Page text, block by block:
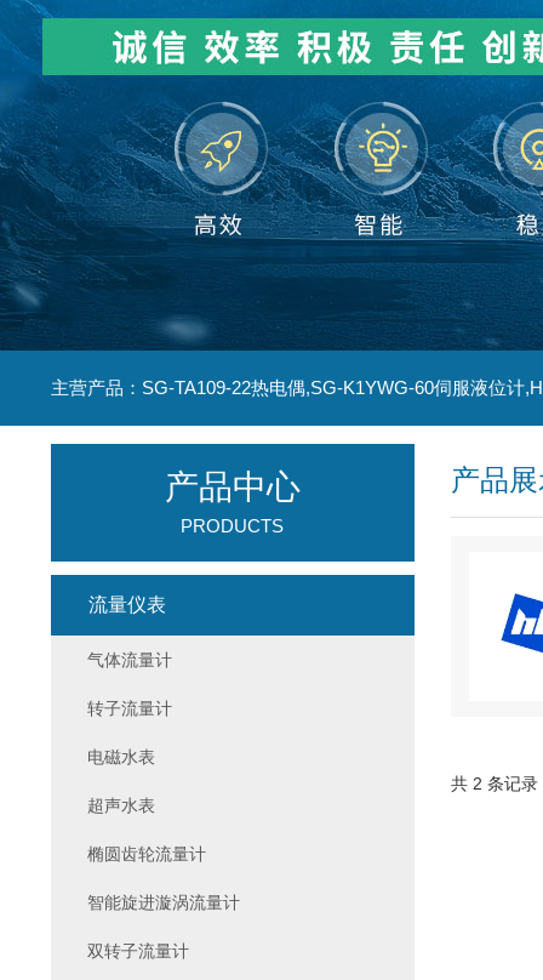
产品
共 2 条记
产品中心
PRODUCTS
流量仪表
气体流量计
转子流量计
电磁水表
超声水表
椭圆齿轮流量计
智能旋进漩涡流量计
双转子流量计